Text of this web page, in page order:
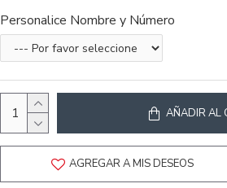
Personalice Nombre y Número
AÑADIR AL
AGREGAR A MIS DESEOS